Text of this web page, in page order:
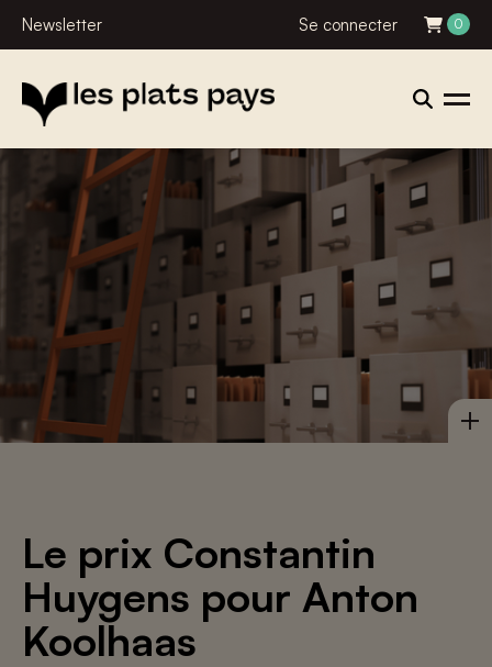
Newsletter Se connecter 0
Le prix Constantin
Huygens pour Anton
Koolhaas